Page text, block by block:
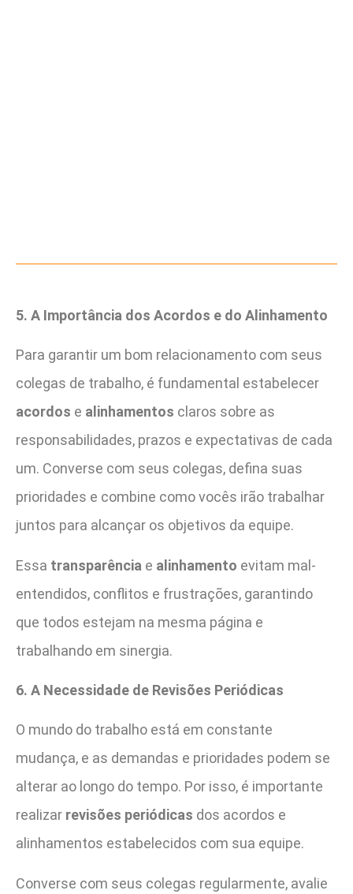
5. A Importância dos Acordos e do Alinhamento
Para garantir um bom relacionamento com seus
colegas de trabalho, é fundamental estabelecer
acordos e alinhamentos claros sobre as
responsabilidades, prazos e expectativas de cada
um. Converse com seus colegas, defina suas
prioridades e combine como vocês irão trabalhar
juntos para alcançar os objetivos da equipe.
Essa transparência e alinhamento evitam mal-
entendidos, conflitos e frustrações, garantindo
que todos estejam na mesma página e
trabalhando em sinergia.
6. A Necessidade de Revisões Periódicas
O mundo do trabalho está em constante
mudança, e as demandas e prioridades podem se
alterar ao longo do tempo. Por isso, é importante
realizar revisões periódicas dos acordos e
alinhamentos estabelecidos com sua equipe.
Converse com seus colegas regularmente, avalie